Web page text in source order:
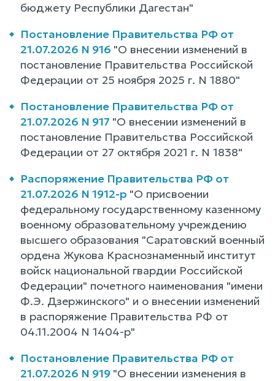
бюджету Республики Дагестан"
Постановление Правительства РФ от
21.07.2026 N 916 "О внесении изменений в
постановление Правительства Российской
Федерации от 25 ноября 2025 г. N 1880"
Постановление Правительства РФ от
21.07.2026 N 917 "О внесении изменений в
постановление Правительства Российской
Федерации от 27 октября 2021 г. N 1838"
Распоряжение Правительства РФ от
21.07.2026 N 1912-р "О присвоении
федеральному государственному казенному
военному образовательному учреждению
высшего образования "Саратовский военный
ордена Жукова Краснознаменный институт
войск национальной гвардии Российской
Федерации" почетного наименования "имени
Ф.Э. Дзержинского" и о внесении изменений
в распоряжение Правительства РФ от
04.11.2004 N 1404-р"
Постановление Правительства РФ от
21.07.2026 N 919 "О внесении изменения в